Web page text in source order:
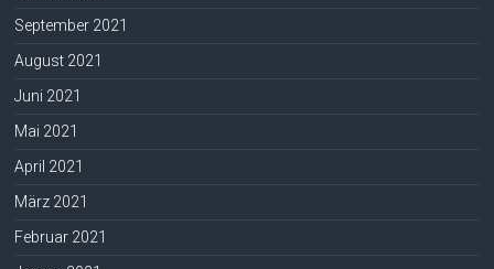
September 2021
August 2021
Juni 2021
Mai 2021
April 2021
März 2021
Februar 2021